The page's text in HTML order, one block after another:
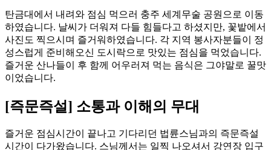
탄금대에서 내려와 점심 먹으러 충주 세계무술 공원으로 이동
하였습니다. 날씨가 더워져 다들 힘들다고 하셨지만, 꽃밭에서
사진도 찍으시며 즐거워하였습니다. 각 지역 봉사자분들이 정
성스럽게 준비해오신 도시락으로 맛있는 점심을 먹었습니다.
즐거운 산나들이 후 함께 어우러져 먹는 음식은 그야말로 꿀맛
이었습니다.
[즉문즉설] 소통과 이해의 무대
즐거운 점심시간이 끝나고 기다리던 법륜스님과의 즉문즉설
시간이 다가왔습니다. 스님께서는 일찍 나오셔서 강연장 입구